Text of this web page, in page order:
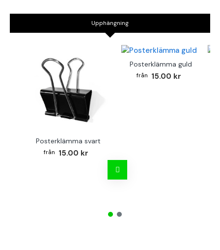
Upphängning
Posterklämma svart
15.00 kr
Posterklämma guld
15.00 kr